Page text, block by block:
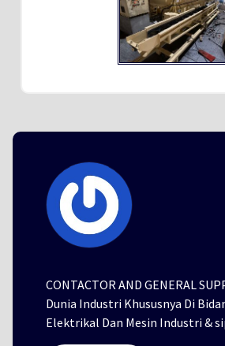
CONTACTOR AND GENERAL
Dunia Industri Khususnya Di
Elektrikal Dan Mesin Industri &